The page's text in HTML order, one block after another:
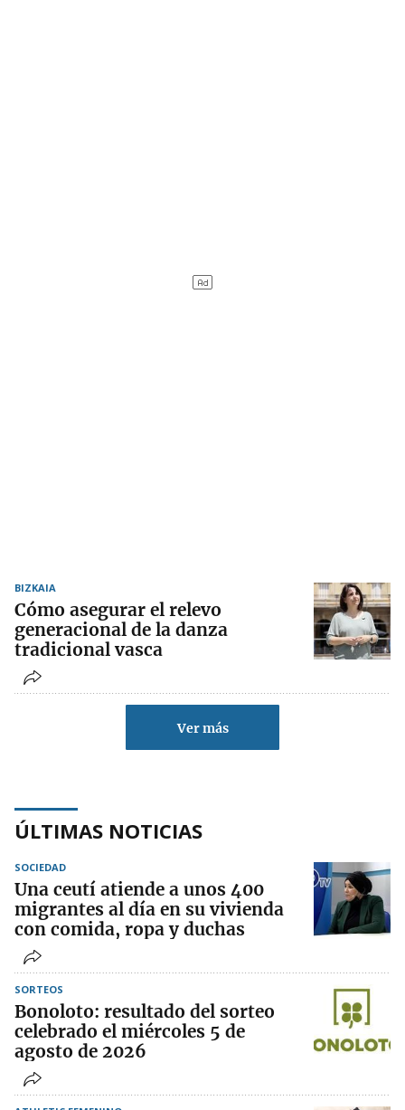
BIZKAIA
Cómo asegurar el relevo
generacional de la danza
tradicional vasca
Ver más
ÚLTIMAS NOTICIAS
SOCIEDAD
Una ceutí atiende a unos 400
migrantes al día en su vivienda
con comida, ropa y duchas
SORTEOS
Bonoloto: resultado del sorteo
celebrado el miércoles 5 de
agosto de 2026